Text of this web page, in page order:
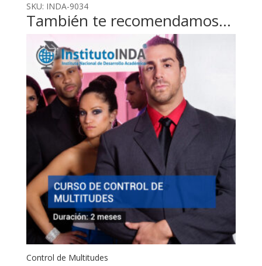
cantidad
SKU: INDA-9034
También te recomendamos…
Control de Multitudes